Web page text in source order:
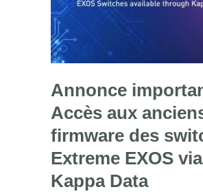
Annonce
Accès aux
firmware des
Extreme EXOS via
Kappa Data